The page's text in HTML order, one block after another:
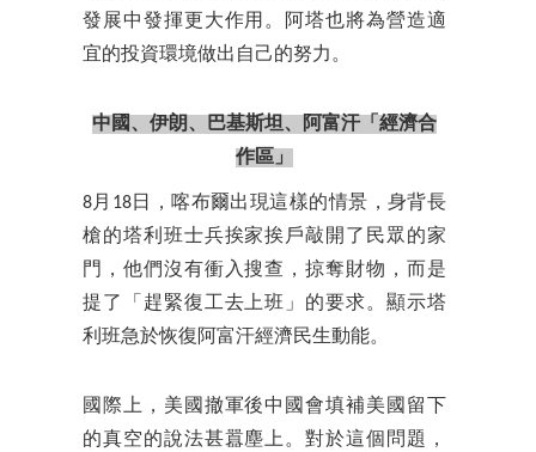
發展中發揮更大作用。阿塔也將為營造適
宜的投資環境做出自己的努力。
中國、伊朗、巴基斯坦、阿富汗「經濟合
作區」
8月18日，喀布爾出現這樣的情景，身背長
槍的塔利班士兵挨家挨戶敲開了民眾的家
門，他們沒有衝入搜查，掠奪財物，而是
提了「趕緊復工去上班」的要求。顯示塔
利班急於恢復阿富汗經濟民生動能。
國際上，美國撤軍後中國會填補美國留下
的真空的說法甚囂塵上。對於這個問題，